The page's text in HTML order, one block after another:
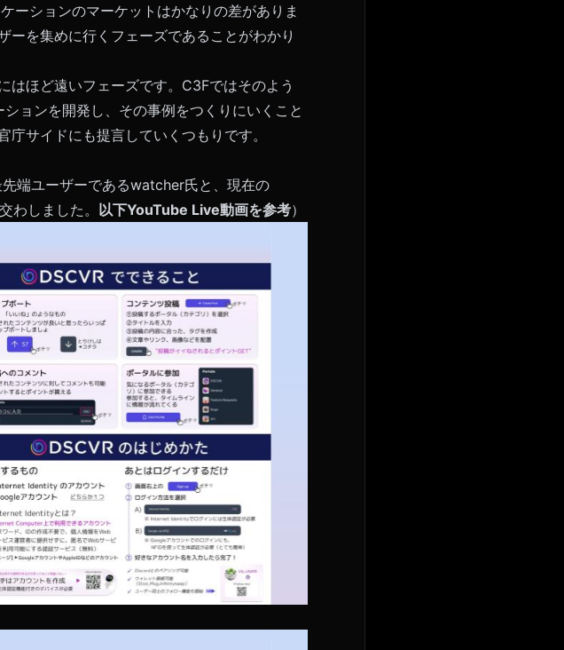
ーションのマーケットはかなりの差がありま
を集めに行くフェーズであることがわかり
はほど遠いフェーズです。C3Fではそのよう
ョンを開発し、その事例をつくりにいくこと
サイドにも提言していくつもりです。
端ユーザーであるwatcher氏と、現在の
わしました。 以下YouTube Live動画を参考）